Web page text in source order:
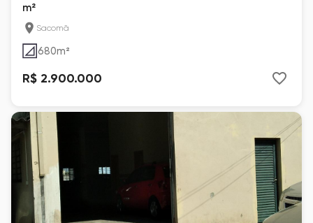
m²
Sacomã
680m²
R$ 2.900.000